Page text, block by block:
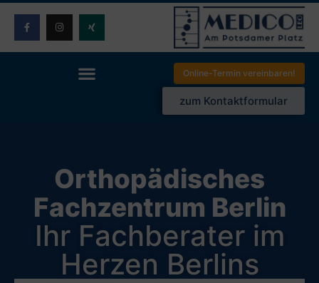
Online-Termin vereinbaren!
zum Kontaktformular
Orthopädisches
Fachzentrum Berlin
Ihr Fachberater im
Herzen Berlins